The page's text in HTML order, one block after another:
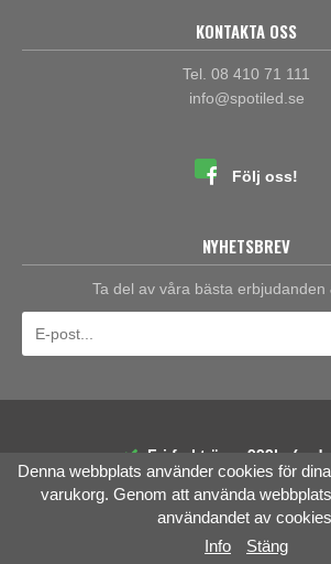
KONTAKTA OSS
Tel. 08 410 71 111
info@spotiled.se
Följ oss!
NYHETSBREV
Ta del av våra bästa erbjudanden
Fri frakt över 999kr (ord.
30 dagars öppet köp
Denna webbplats använder cookies för
varukorg. Genom att använda
användandet av
Info
Stäng